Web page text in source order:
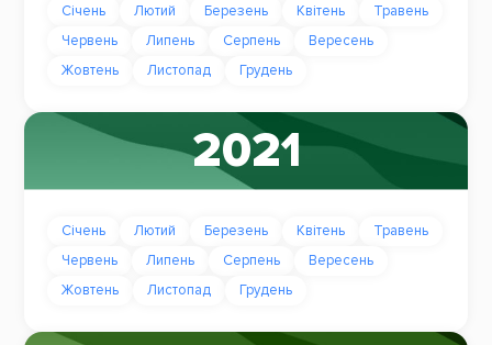
Січень Лютий Березень Квітень
Травень
Червень
Липень Серпень
Вересень
Жовтень
Листопад Грудень
2021
Січень Лютий Березень Квітень
Травень
Червень
Липень Серпень
Вересень
Жовтень
Листопад Грудень